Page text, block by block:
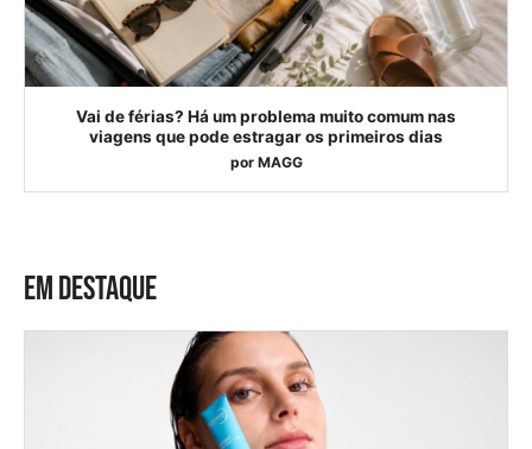
Vai de férias? Há um problema muito comum nas
viagens que pode estragar os primeiros dias
por MAGG
EM DESTAQUE